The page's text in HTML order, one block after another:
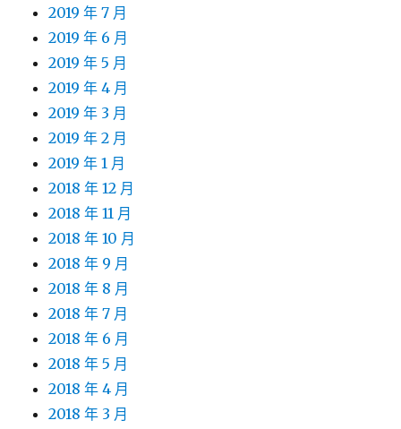
2019 年 7 月
2019 年 6 月
2019 年 5 月
2019 年 4 月
2019 年 3 月
2019 年 2 月
2019 年 1 月
2018 年 12 月
2018 年 11 月
2018 年 10 月
2018 年 9 月
2018 年 8 月
2018 年 7 月
2018 年 6 月
2018 年 5 月
2018 年 4 月
2018 年 3 月